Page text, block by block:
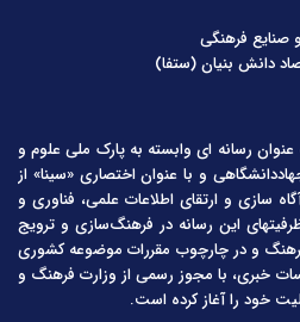
صنایع فرهنگی
دانش بنیان (ستفا)
عنوان رسانه ای وابسته به پارک ملی علوم و
و با عنوان اختصاری «سینا» از
کمک به آگاه سازی و ارتقای اطلاعات علمی، فناوری و
این رسانه در فرهنگ‌سازی و ترویج
و در چارچوب مقررات موضوعه کشوری
خبری، با مجوز رسمی از وزارت فرهنگ و